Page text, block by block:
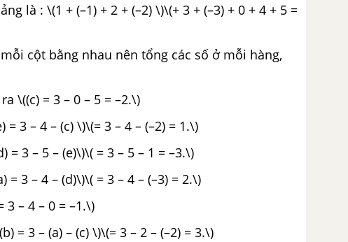
là : \(1 + (–1) + 2 + (–2) \)\(+ 3 + (–3) + 0 + 4 + 5 =
cột bằng nhau nên tổng các số ở mỗi hàng,
\((c) = 3 – 0 – 5 = –2.\)
= 3 – 4 – (c) \)\(= 3 – 4 – (–2) = 1.\)
= 3 – 5 – (e)\)\( = 3 – 5 – 1 = –3.\)
= 3 – 4 – (d)\)\( = 3 – 4 – (–3) = 2.\)
3 – 4 – 0 = –1.\)
= 3 – (a) – (c) \)\(= 3 – 2 – (–2) = 3.\)